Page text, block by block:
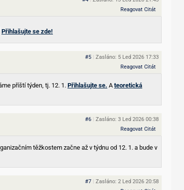
Reagovat Citát
Přihlašujte se zde!
#5 | Zasláno: 5 Led 2026 17:33
Reagovat Citát
příští týden, tj. 12. 1.Přihlašujte se. Ateoretická
#6 | Zasláno: 3 Led 2026 00:38
Reagovat Citát
těžkostem začne až v týdnu od 12. 1. a bude v
#7 | Zasláno: 2 Led 2026 20:58